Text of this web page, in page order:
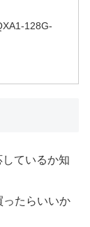
128G-
ているか知
ったらいいか